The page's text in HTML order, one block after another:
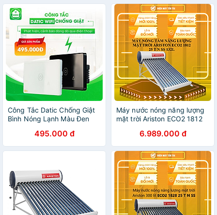
Công Tắc Datic Chống Giật
Bình Nóng Lạnh Màu Đen
495.000 đ
Máy nước nóng năng lượng
mặt trời Ariston ECO2 1812
chính hãng6.989.000 đ